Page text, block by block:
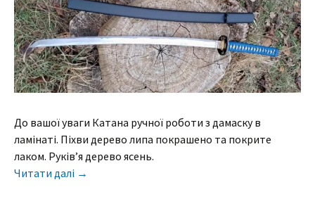
До вашої уваги Катана ручної роботи з дамаску в
ламінаті. Піхви дерево липа покрашено та покрите
лаком. Руків’я дерево ясень.
Читати далі →